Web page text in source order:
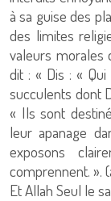
à sa guise des
des limites
valeurs morales
dit : « Dis : «
succulents dont
« Ils sont
leur apanage
exposons
comprennent. ».
Et Allah Seul le